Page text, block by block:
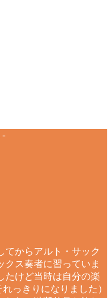
-
てからアルト・サック
クス奏者に習っていま
たけど当時は自分の楽
っきりになりました）